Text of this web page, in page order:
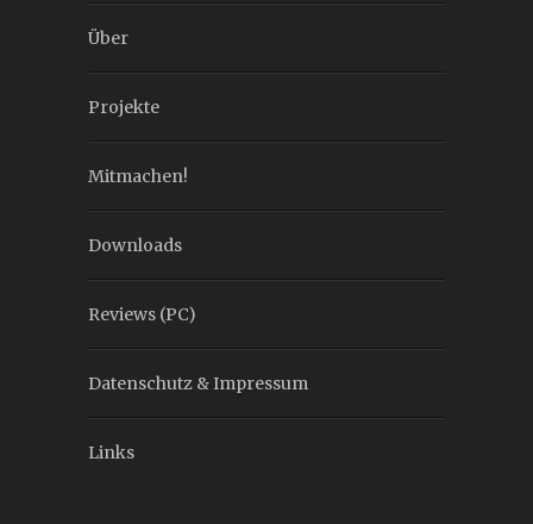
Über
Projekte
Mitmachen!
Downloads
Reviews (PC)
Datenschutz & Impressum
Links